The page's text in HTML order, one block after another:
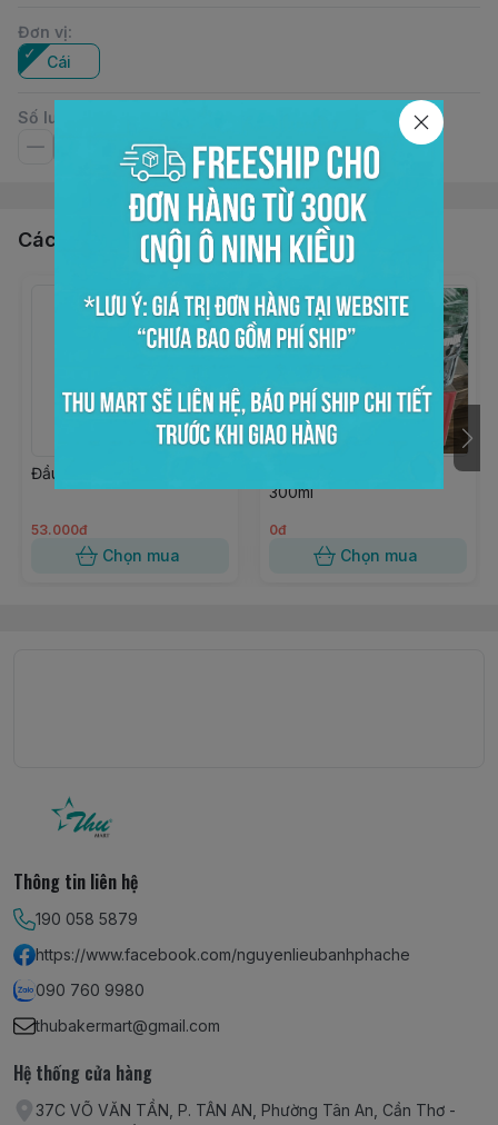
Đơn vị:
Cái
Số lượng
Các sản phẩm, dịch vụ khác
Đầu pump si rô GTP
53.000đ
Chọn mua
300ml
0đ
Chọn mua
Thông tin liên hệ
190 058 5879
https://www.facebook.com/nguyenlieubanhphache
090 760 9980
thubakermart@gmail.com
Hệ thống cửa hàng
37C VÕ VĂN TẦN, P. TÂN AN, Phường Tân An, Cần Thơ -